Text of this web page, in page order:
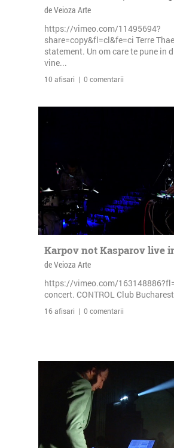
de Veioza Arte
https://vimeo.com/11495694?
share=copy&fl=cl&fe=ci Terre
statement. Un om care te pune in
vine...
10 afisari | 0 comentarii
Karpov not Kasparov live
de Veioza Arte
https://vimeo.com/
concert. CONTROL Club
16 afisari | 0 comentarii